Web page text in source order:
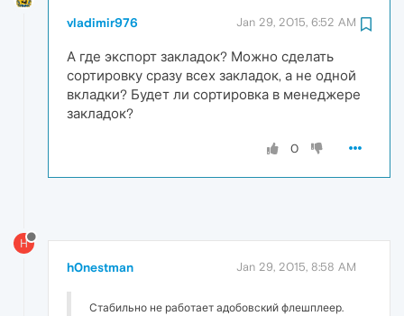
vladimir976 Jan 29, 2015, 6:52 AM
А где экспорт закладок? Можно сделать
сортировку сразу всех закладок, а не одной
вкладки? Будет ли сортировка в менеджере
закладок?
0
H
h0nestman Jan 29, 2015, 8:58 AM
Стабильно не работает адобовский флешплеер.